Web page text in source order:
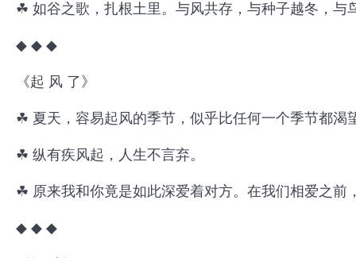
☘ 如谷之歌，扎根土里。与风共存，与种子越冬，与
◆ ◆ ◆
《起 风 了》
☘ 夏天，容易起风的季节，似乎比任何一个季节都渴
☘ 纵有疾风起，人生不言弃。
☘ 原来我和你竟是如此深爱着对方。在我们相爱之前
◆ ◆ ◆